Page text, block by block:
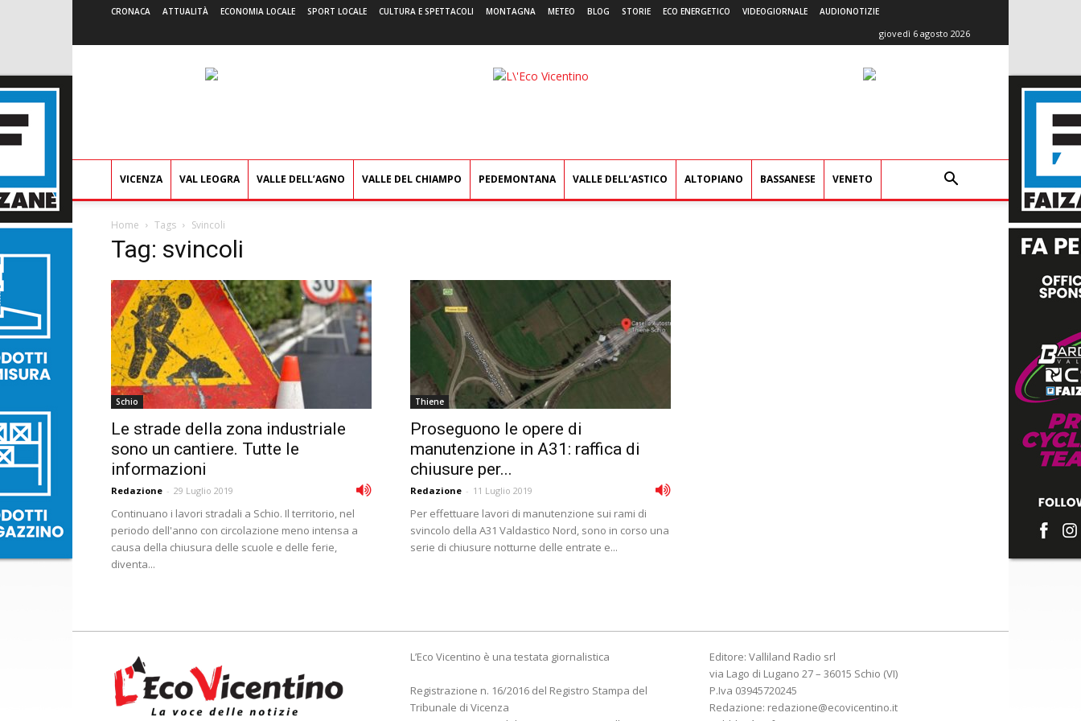
CRONACA ATTUALITÀ ECONOMIA LOCALE SPORT LOCALE CULTURA E SPETTACOLI MONTAGNA METEO BLOG STORIE ECO ENERGETICO VIDEOGIORNALE AUDIONOTIZIE
giovedì 6 agosto 2026
L'Eco
VICENZA VAL LEOGRA VALLE DELL’AGNO VALLE DEL CHIAMPO PEDEMONTANA VALLE DELL’ASTICO ALTOPIANO BASSANESE VENETO
Home Tags Svincoli
Tag: svincoli
Schio
Le strade della zona industriale
sono un cantiere. Tutte le
informazioni
Redazione - 29 Luglio 2019
Continuano i lavori stradali a Schio. Il territorio, nel
periodo dell'anno con circolazione meno intensa a
causa della chiusura delle scuole e delle ferie,
diventa...
Thiene
Proseguono le opere di
manutenzione in A31: raffica di
chiusure per...
Redazione - 11 Luglio 2019
Per effettuare lavori di manutenzione sui rami di
svincolo della A31 Valdastico Nord, sono in corso una
serie di chiusure notturne delle entrate e...
L’Eco Vicentino è una testata giornalistica
Registrazione n. 16/2016 del Registro Stampa del
Tribunale di Vicenza
Editore: Valliland Radio srl
via Lago di Lugano 27 – 36015 Schio (VI)
P.Iva 03945720245
Redazione: redazione@ecovicentino.it